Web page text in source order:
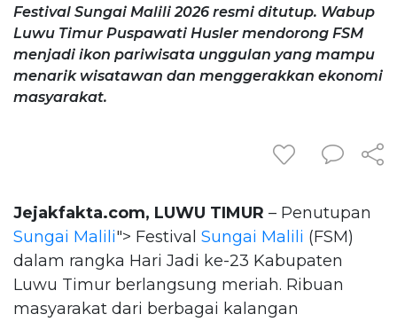
Festival Sungai Malili 2026 resmi ditutup. Wabup
Luwu Timur Puspawati Husler mendorong FSM
menjadi ikon pariwisata unggulan yang mampu
menarik wisatawan dan menggerakkan ekonomi
masyarakat.
Jejakfakta.com, LUWU TIMUR – Penutupan
Sungai Malili"> Festival Sungai Malili (FSM)
dalam rangka Hari Jadi ke-23 Kabupaten
Luwu Timur berlangsung meriah. Ribuan
masyarakat dari berbagai kalangan